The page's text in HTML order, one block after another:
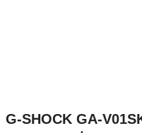
G-SHOCK GA-